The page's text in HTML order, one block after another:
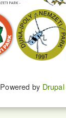
Powered by Drupal